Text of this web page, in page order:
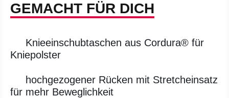
GEMACHT FÜR DICH
Knieeinschubtaschen aus Cordura® für
Kniepolster
hochgezogener Rücken mit Stretcheinsatz
für mehr Beweglichkeit